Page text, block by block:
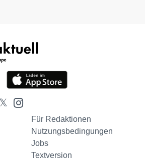
Für Redaktionen
Nutzungsbedingungen
Jobs
Textversion